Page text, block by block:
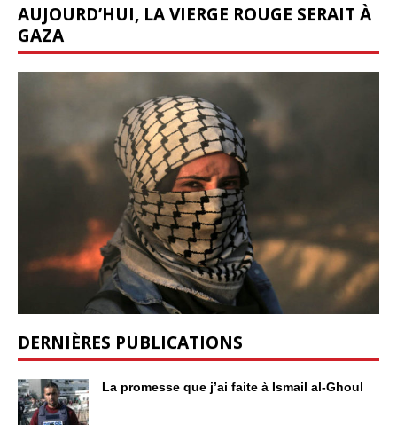
AUJOURD’HUI, LA VIERGE ROUGE SERAIT À
GAZA
DERNIÈRES PUBLICATIONS
La promesse que j’ai faite à Ismail al-Ghoul